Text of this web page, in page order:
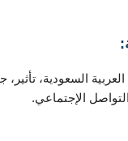
السعودية، تأثير،
الإجتماعي.